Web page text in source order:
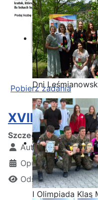
Dni
I Olimpiada Klas
Pobierz zadania
XVIII seria
Szczegóły
Autor:Kamil Krosta
Opublikowano: 30
Odsłon: 656